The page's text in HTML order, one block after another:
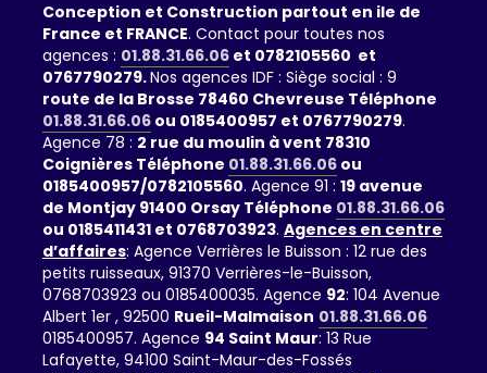
Conception et Construction partout en ile de
France et FRANCE. Contact pour toutes nos
agences : 01.88.31.66.06 et 0782105560 et
0767790279.Nos agences IDF : Siège social : 9
route de la Brosse 78460 Chevreuse Téléphone
01.88.31.66.06 ou 0185400957 et 0767790279.
Agence 78 : 2 rue du moulin à vent 78310
Coignières Téléphone 01.88.31.66.06 ou
0185400957/0782105560. Agence 91 : 19 avenue
de Montjay 91400 Orsay Téléphone 01.88.31.66.06
ou 0185411431 et 0768703923. Agences en centre
d’affaires: Agence Verrières le Buisson : 12 rue des
petits ruisseaux, 91370 Verrières-le-Buisson,
0768703923 ou 0185400035. Agence 92: 104 Avenue
Albert 1er , 92500 Rueil-Malmaison 01.88.31.66.06
0185400957. Agence 94 Saint Maur: 13 Rue
Lafayette, 94100 Saint-Maur-des-Fossés